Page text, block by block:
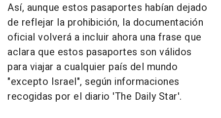
Así, aunque estos pasaportes habían dejado
de reflejar la prohibición, la documentación
oficial volverá a incluir ahora una frase que
aclara que estos pasaportes son válidos
para viajar a cualquier país del mundo
"excepto Israel", según informaciones
recogidas por el diario 'The Daily Star'.